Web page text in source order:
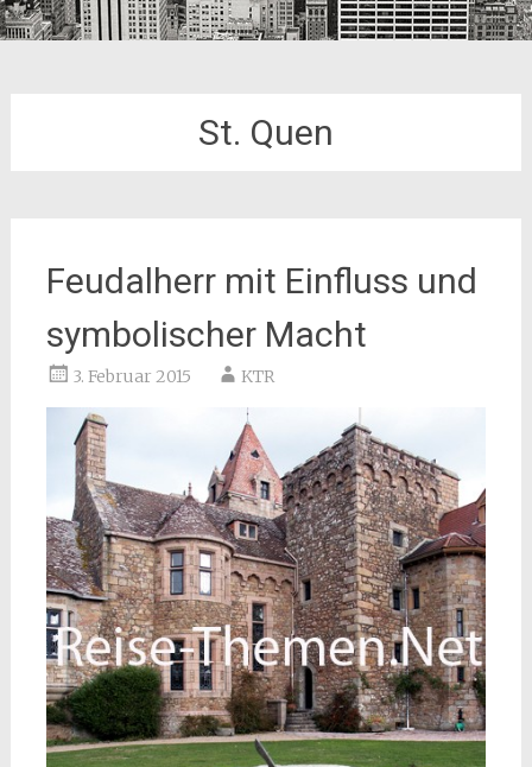
St. Quen
Feudalherr mit Einfluss und
symbolischer Macht
3. Februar 2015 KTR